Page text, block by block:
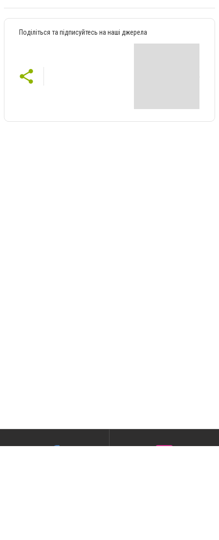
Поділіться та підписуйтесь на наші джерела